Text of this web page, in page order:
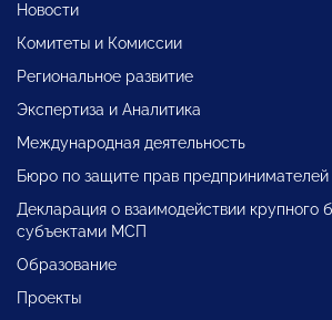
Новости
Комитеты и Комиссии
Региональное развитие
Экспертиза и Аналитика
Международная деятельность
Бюро по защите прав предпринимателей
Декларация о взаимодействии крупного
субъектами МСП
Образование
Проекты